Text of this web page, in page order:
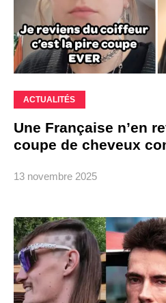
ACTUALITÉS
Une Française n’en
coupe de cheveux
13 novembre 2025